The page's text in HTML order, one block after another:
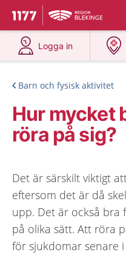
Till startsidan för 1177
Du har valt region
Logga in
på 1177.se
Barn och fysisk aktivitet
Hur mycket
röra på sig?
Det är särskilt viktigt
eftersom det är då
upp. Det är också
på olika sätt. Att röra
för sjukdomar senare